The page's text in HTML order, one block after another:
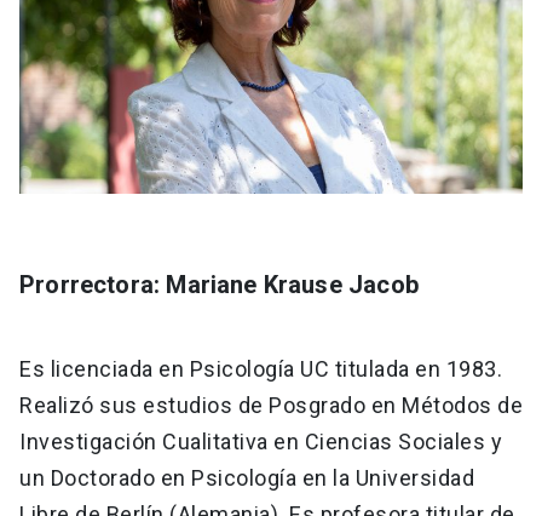
Prorrectora: Mariane Krause Jacob
Es licenciada en Psicología UC titulada en 1983.
Realizó sus estudios de Posgrado en Métodos de
Investigación Cualitativa en Ciencias Sociales y
un Doctorado en Psicología en la Universidad